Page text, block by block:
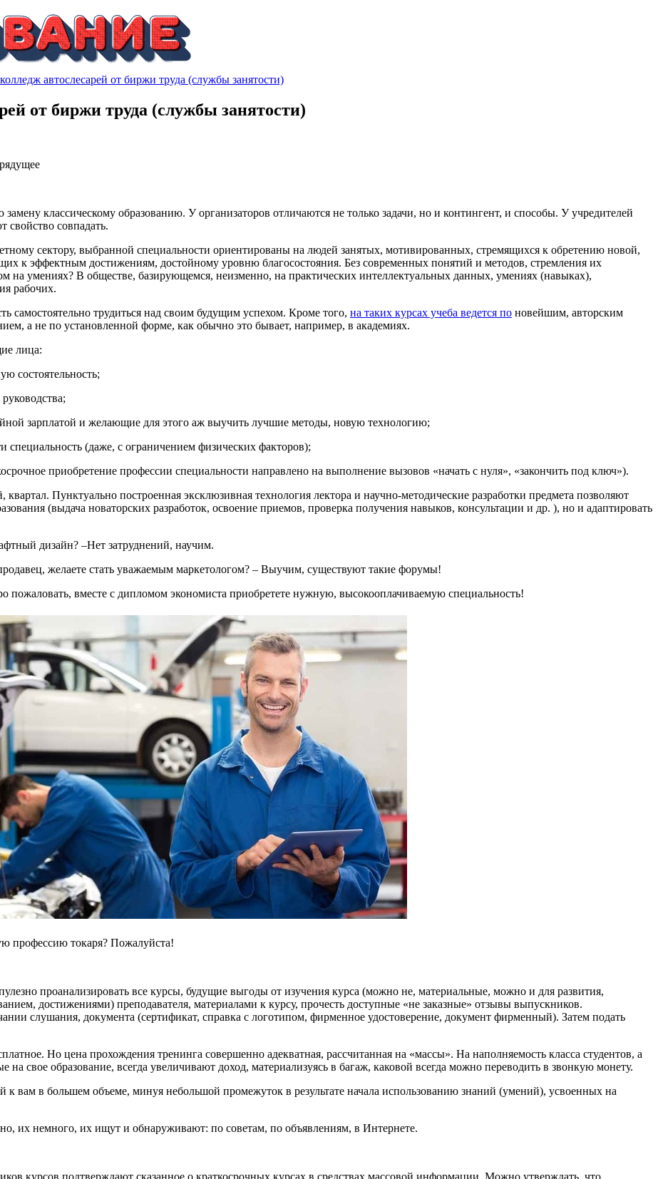
автослесарей от биржи труда (службы занятости)
от биржи труда (службы занятости)
классическому образованию. У организаторов отличаются не только задачи, но и контингент, и способы. У учредителей
свойство совпадать.
сектору, выбранной специальности ориентированы на людей занятых, мотивированных, стремящихся к обретению новой,
к эффектным достижениям, достойному уровню благосостояния. Без современных понятий и методов, стремления их
на умениях? В обществе, базирующемся, неизменно, на практических интеллектуальных данных, умениях (навыках),
рабочих.
самостоятельно трудиться над своим будущим успехом. Кроме того, на таких курсах учеба ведется по новейшим, авторским
а не по установленной форме, как обычно это бывает, например, в академиях.
лица:
состоятельность;
зарплатой и желающие для этого аж выучить лучшие методы, новую технологию;
специальность (даже, с ограничением физических факторов);
приобретение профессии специальности направлено на выполнение вызовов «начать с нуля», «закончить под ключ»).
квартал. Пунктуально построенная эксклюзивная технология лектора и научно-методические разработки предмета позволяют
(выдача новаторских разработок, освоение приемов, проверка получения навыков, консультации и др. ), но и адаптировать
дизайн? –Нет затруднений, научим.
желаете стать уважаемым маркетологом? – Выучим, существуют такие форумы!
пожаловать, вместе с дипломом экономиста приобретете нужную, высокооплачиваемую специальность!
профессию токаря? Пожалуйста!
проанализировать все курсы, будущие выгоды от изучения курса (можно не, материальные, можно и для развития,
достижениями) преподавателя, материалами к курсу, прочесть доступные «не заказные» отзывы выпускников.
слушания, документа (сертификат, справка с логотипом, фирменное удостоверение, документ фирменный). Затем подать
Но цена прохождения тренинга совершенно адекватная, рассчитанная на «массы». На наполняемость класса студентов, а
свое образование, всегда увеличивают доход, материализуясь в багаж, каковой всегда можно переводить в звонкую монету.
к вам в большем объеме, минуя небольшой промежуток в результате начала использованию знаний (умений), усвоенных на
их немного, их ищут и обнаруживают: по советам, по объявлениям, в Интернете.
курсов подтверждают сказанное о краткосрочных курсах в средствах массовой информации. Можно утверждать, что